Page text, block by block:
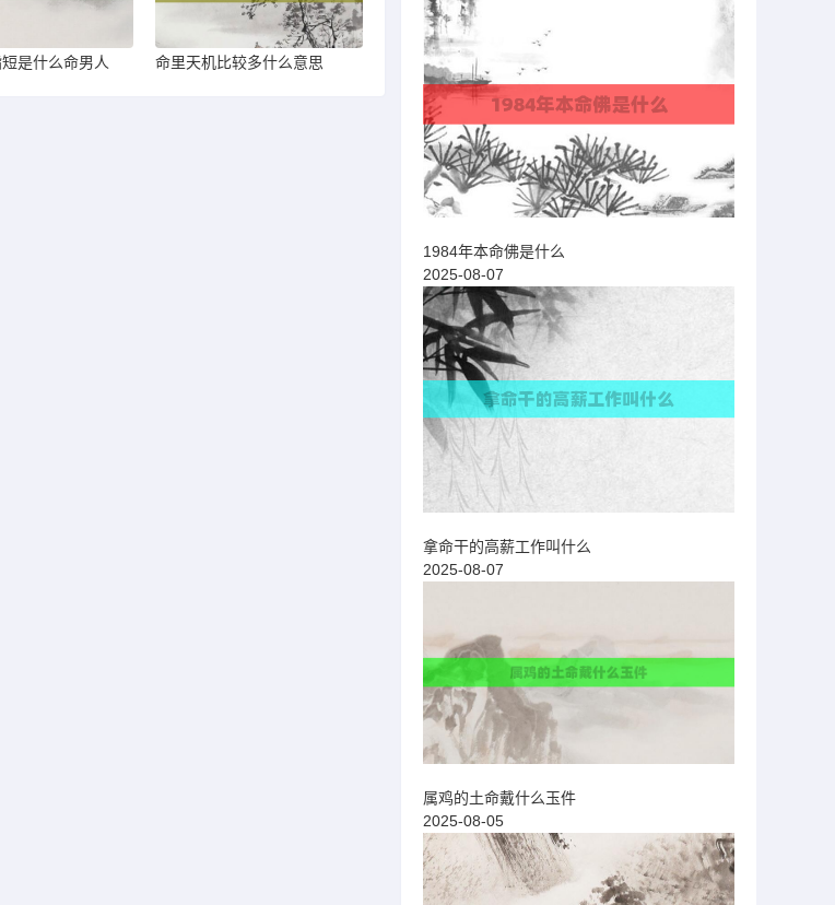
是什么命男人 命里天机比较多什么意思
1984年本命佛是什么
2025-08-07
拿命干的高薪工作叫什么
2025-08-07
属鸡的土命戴什么玉件
2025-08-05